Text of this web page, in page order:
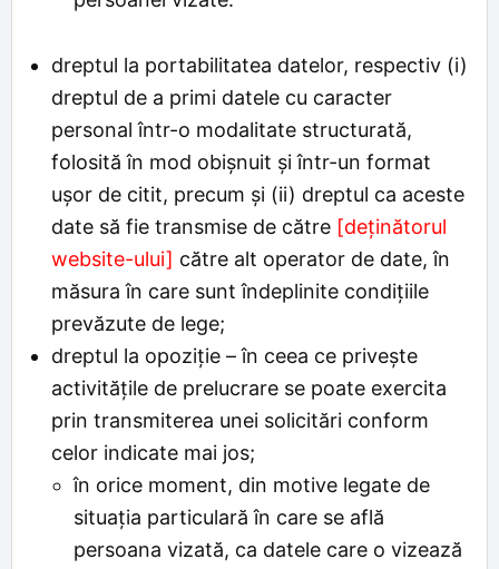
dreptul la portabilitatea datelor, respectiv (i)
dreptul de a primi datele cu caracter
personal într-o modalitate structurată,
folosită în mod obișnuit și într-un format
ușor de citit, precum și (ii) dreptul ca aceste
date să fie transmise de către [deținătorul
website-ului] către alt operator de date, în
măsura în care sunt îndeplinite condițiile
prevăzute de lege;
dreptul la opoziție – în ceea ce privește
activitățile de prelucrare se poate exercita
prin transmiterea unei solicitări conform
celor indicate mai jos;
în orice moment, din motive legate de
situația particulară în care se află
persoana vizată, ca datele care o vizează